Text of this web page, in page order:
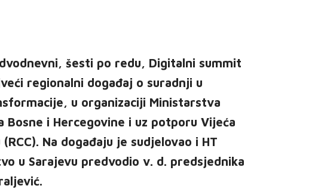
šesti po redu, Digitalni summit
regionalni događaj o suradnji u
u organizaciji Ministarstva
Bosne i Hercegovine i uz potporu Vijeća
Na događaju je sudjelovao i HT
u Sarajevu predvodio v. d. predsjednika